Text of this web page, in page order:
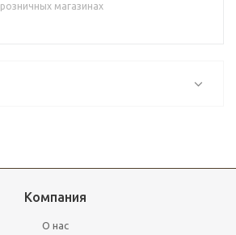
розничных магазинах
Компания
О нас